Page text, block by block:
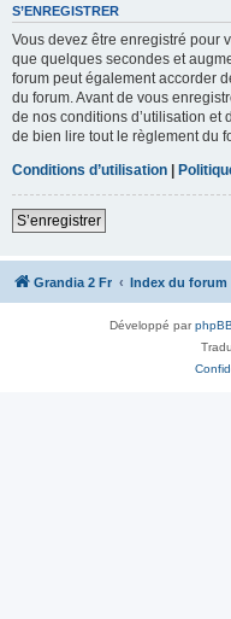
S’ENREGISTRER
Vous devez être enregistré pour
que quelques secondes et
forum peut également accorder
du forum. Avant de vous
de nos conditions d’utilisation et
de bien lire tout le règlement du
Conditions d’utilisation |
S’enregistrer
Grandia 2 Fr Index du forum
Développé parphpBB